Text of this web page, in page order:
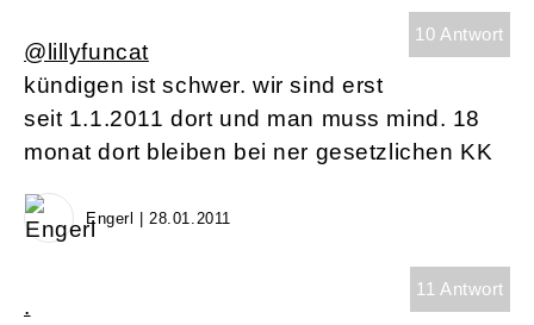
10 Antwort
@lillyfuncat
kündigen ist schwer. wir sind erst
seit 1.1.2011 dort und man muss mind. 18
monat dort bleiben bei ner gesetzlichen KK
Engerl | 28.01.2011
11 Antwort
.